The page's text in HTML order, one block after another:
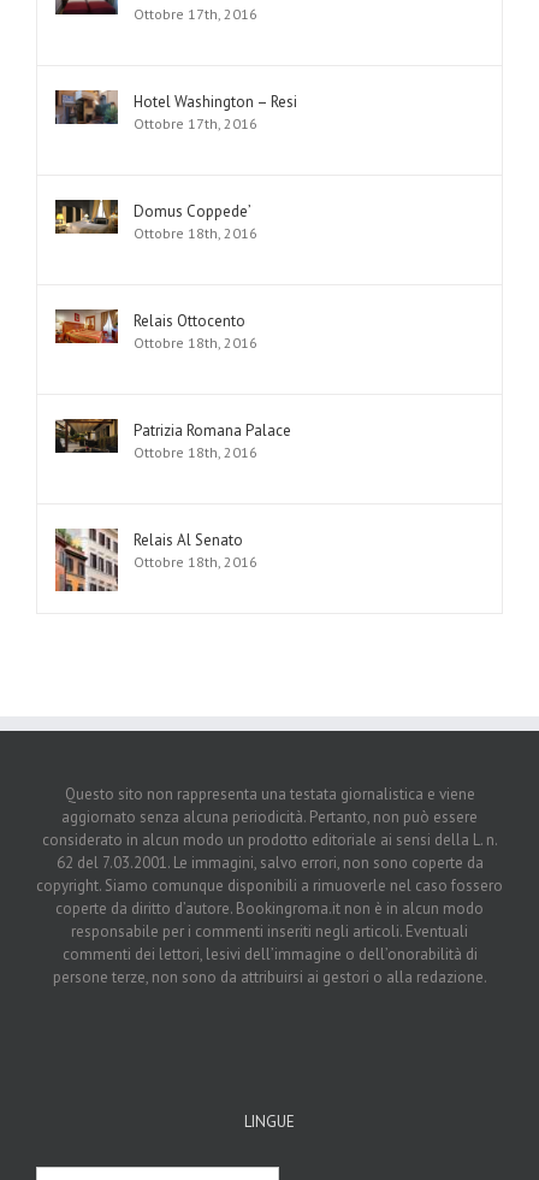
Ottobre 17th, 2016
Hotel Washington – Resi
Ottobre 17th, 2016
Domus Coppede’
Ottobre 18th, 2016
Relais Ottocento
Ottobre 18th, 2016
Patrizia Romana Palace
Ottobre 18th, 2016
Relais Al Senato
Ottobre 18th, 2016
Questo sito non rappresenta una testata giornalistica e viene
aggiornato senza alcuna periodicità. Pertanto, non può essere
considerato in alcun modo un prodotto editoriale ai sensi della L. n.
62 del 7.03.2001. Le immagini, salvo errori, non sono coperte da
copyright. Siamo comunque disponibili a rimuoverle nel caso fossero
coperte da diritto d’autore. Bookingroma.it non è in alcun modo
responsabile per i commenti inseriti negli articoli. Eventuali
commenti dei lettori, lesivi dell’immagine o dell’onorabilità di
persone terze, non sono da attribuirsi ai gestori o alla redazione.
LINGUE